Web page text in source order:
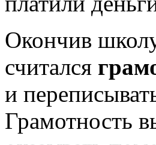
Окончив
считался
и
Грамотность